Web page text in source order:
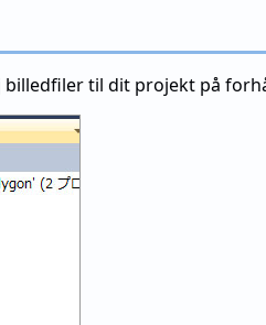
til dit projekt på